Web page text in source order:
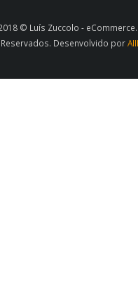
© Luís Zuccolo -
Reservados. Desenvolvido por